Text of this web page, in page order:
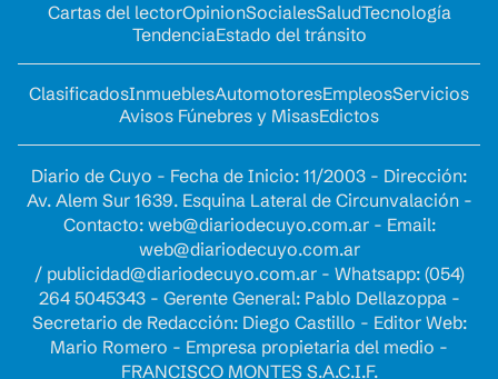
Cartas del lectorOpinionSocialesSaludTecnología
TendenciaEstado del tránsito
ClasificadosInmueblesAutomotoresEmpleosServicios
Avisos Fúnebres y MisasEdictos
Diario de Cuyo - Fecha de Inicio: 11/2003 - Dirección:
Av. Alem Sur 1639. Esquina Lateral de Circunvalación -
Contacto: web@diariodecuyo.com.ar- Email:
web@diariodecuyo.com.ar
/ publicidad@diariodecuyo.com.ar- Whatsapp: (054)
264 5045343 - Gerente General: Pablo Dellazoppa -
Secretario de Redacción: Diego Castillo - Editor Web:
Mario Romero - Empresa propietaria del medio -
FRANCISCO MONTES S.A.C.I.F.